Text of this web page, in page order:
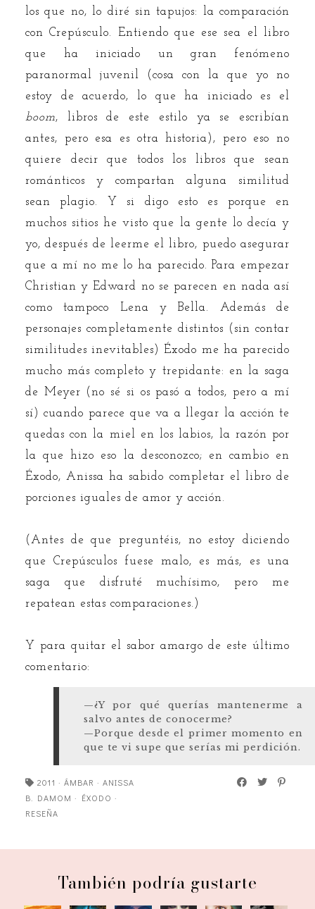
los que no, lo diré sin tapujos: la comparación
con Crepúsculo. Entiendo que ese sea el libro
que ha iniciado un gran fenómeno
paranormal juvenil (cosa con la que yo no
estoy de acuerdo, lo que ha iniciado es el
boom, libros de este estilo ya se escribían
antes, pero esa es otra historia), pero eso no
quiere decir que todos los libros que sean
románticos y compartan alguna similitud
sean plagio. Y si digo esto es porque en
muchos sitios he visto que la gente lo decía y
yo, después de leerme el libro, puedo asegurar
que a mí no me lo ha parecido. Para empezar
Christian y Edward no se parecen en nada así
como tampoco Lena y Bella. Además de
personajes completamente distintos (sin contar
similitudes inevitables) Éxodo me ha parecido
mucho más completo y trepidante: en la saga
de Meyer (no sé si os pasó a todos, pero a mí
sí) cuando parece que va a llegar la acción te
quedas con la miel en los labios, la razón por
la que hizo eso la desconozco; en cambio en
Éxodo, Anissa ha sabido completar el libro de
porciones iguales de amor y acción.
(Antes de que preguntéis, no estoy diciendo
que Crepúsculos fuese malo, es más, es una
saga que disfruté muchísimo, pero me
repatean estas comparaciones.)
Y para quitar el sabor amargo de este último
comentario:
—¿Y por qué querías mantenerme a
salvo antes de conocerme?
—Porque desde el primer momento en
que te vi supe que serías mi perdición.
2011 · ÁMBAR · ANISSA
B. DAMOM · ÉXODO ·
RESEÑA
También podría gustarte